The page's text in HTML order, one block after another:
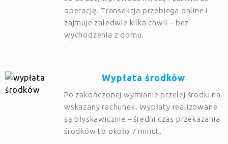
operację. Transakcja przebiega online i
zajmuje zaledwie kilka chwil – bez
wychodzenia z domu.
Wypłata środków
Po zakończonej wymianie przelej środki na
wskazany rachunek. Wypłaty realizowane
są błyskawicznie – średni czas przekazania
środków to około 7 minut.